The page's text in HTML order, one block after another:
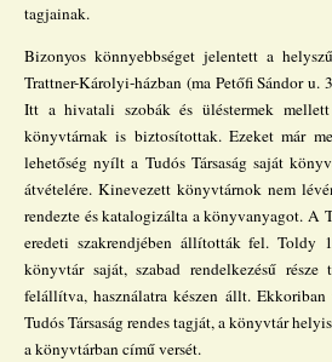
tagjainak.
Bizonyos könnyebbséget jelentett a
Trattner-Károlyi-házban (ma Petőfi Sándor u.
Itt a hivatali szobák és üléstermek
könyvtárnak is biztosítottak. Ezeket már
lehetőség nyílt a Tudós Társaság saját
átvételére. Kinevezett könyvtárnok nem
rendezte és katalogizálta a könyvanyagot.
eredeti szakrendjében állították fel. Toldy
könyvtár saját, szabad rendelkezésű
felállítva, használatra készen állt.
Tudós Társaság rendes tagját, a könyvtár
a könyvtárban című versét.